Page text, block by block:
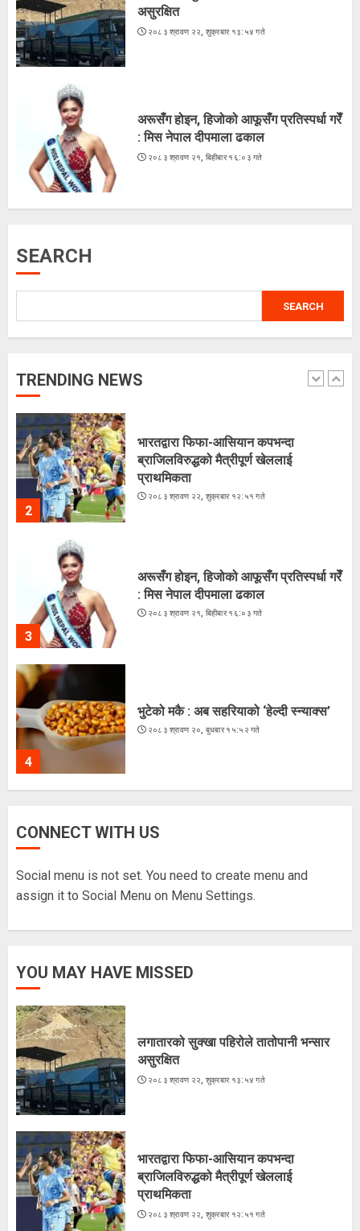
असुरक्षित
२०८३ श्रावण २२, शुक्रबार १३:५४ गते
अरूसँग होइन, हिजोको आफूसँग प्रतिस्पर्धा गरेँ
: मिस नेपाल दीपमाला ढकाल
२०८३ श्रावण २१, बिहीबार १६:०३ गते
SEARCH
SEARCH
TRENDING NEWS
3
5
1
लगातारको सुक्खा पहिरोले तातोपानी भन्सार
2
भारतद्वारा फिफा-आसियान कपभन्दा
ब्राजिलविरुद्धको मैत्रीपूर्ण खेललाई
प्राथमिकता
२०८३ श्रावण २२, शुक्रबार १२:५१ गते
3
अरूसँग होइन, हिजोको आफूसँग प्रतिस्पर्धा गरेँ
: मिस नेपाल दीपमाला ढकाल
२०८३ श्रावण २१, बिहीबार १६:०३ गते
4
भुटेको मकै : अब सहरियाको ‘हेल्दी स्न्याक्स’
२०८३ श्रावण २०, बुधबार १५:५२ गते
ज्येष्ठ नागरिकका पीडा : आराम-सम्मानको
1
असुरक्षित
2
भारतद्वारा फिफा-आसियान कपभन्दा
ब्राजिलविरुद्धको मैत्रीपूर्ण खेललाई
अरूसँग होइन, हिजोको आफूसँग प्रतिस्पर्धा गरेँ
: मिस नेपाल दीपमाला ढकाल
CONNECT WITH US
Social menu is not set. You need to create menu and
assign it to Social Menu on Menu Settings.
YOU MAY HAVE MISSED
लगातारको सुक्खा पहिरोले तातोपानी भन्सार
असुरक्षित
२०८३ श्रावण २२, शुक्रबार १३:५४ गते
भारतद्वारा फिफा-आसियान कपभन्दा
ब्राजिलविरुद्धको मैत्रीपूर्ण खेललाई
प्राथमिकता
२०८३ श्रावण २२, शुक्रबार १२:५१ गते